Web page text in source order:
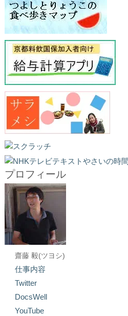
プロフィール
齋藤 毅(ツヨシ)
仕事内容
Twitter
DocsWell
YouTube